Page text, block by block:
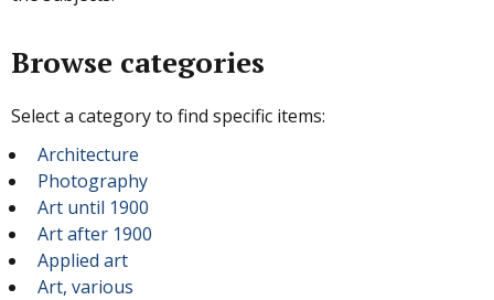
Browse categories
Select a category to find specific items:
Architecture
Photography
Art until 1900
Art after 1900
Applied art
Art, various